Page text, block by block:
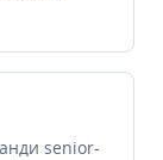
senior-